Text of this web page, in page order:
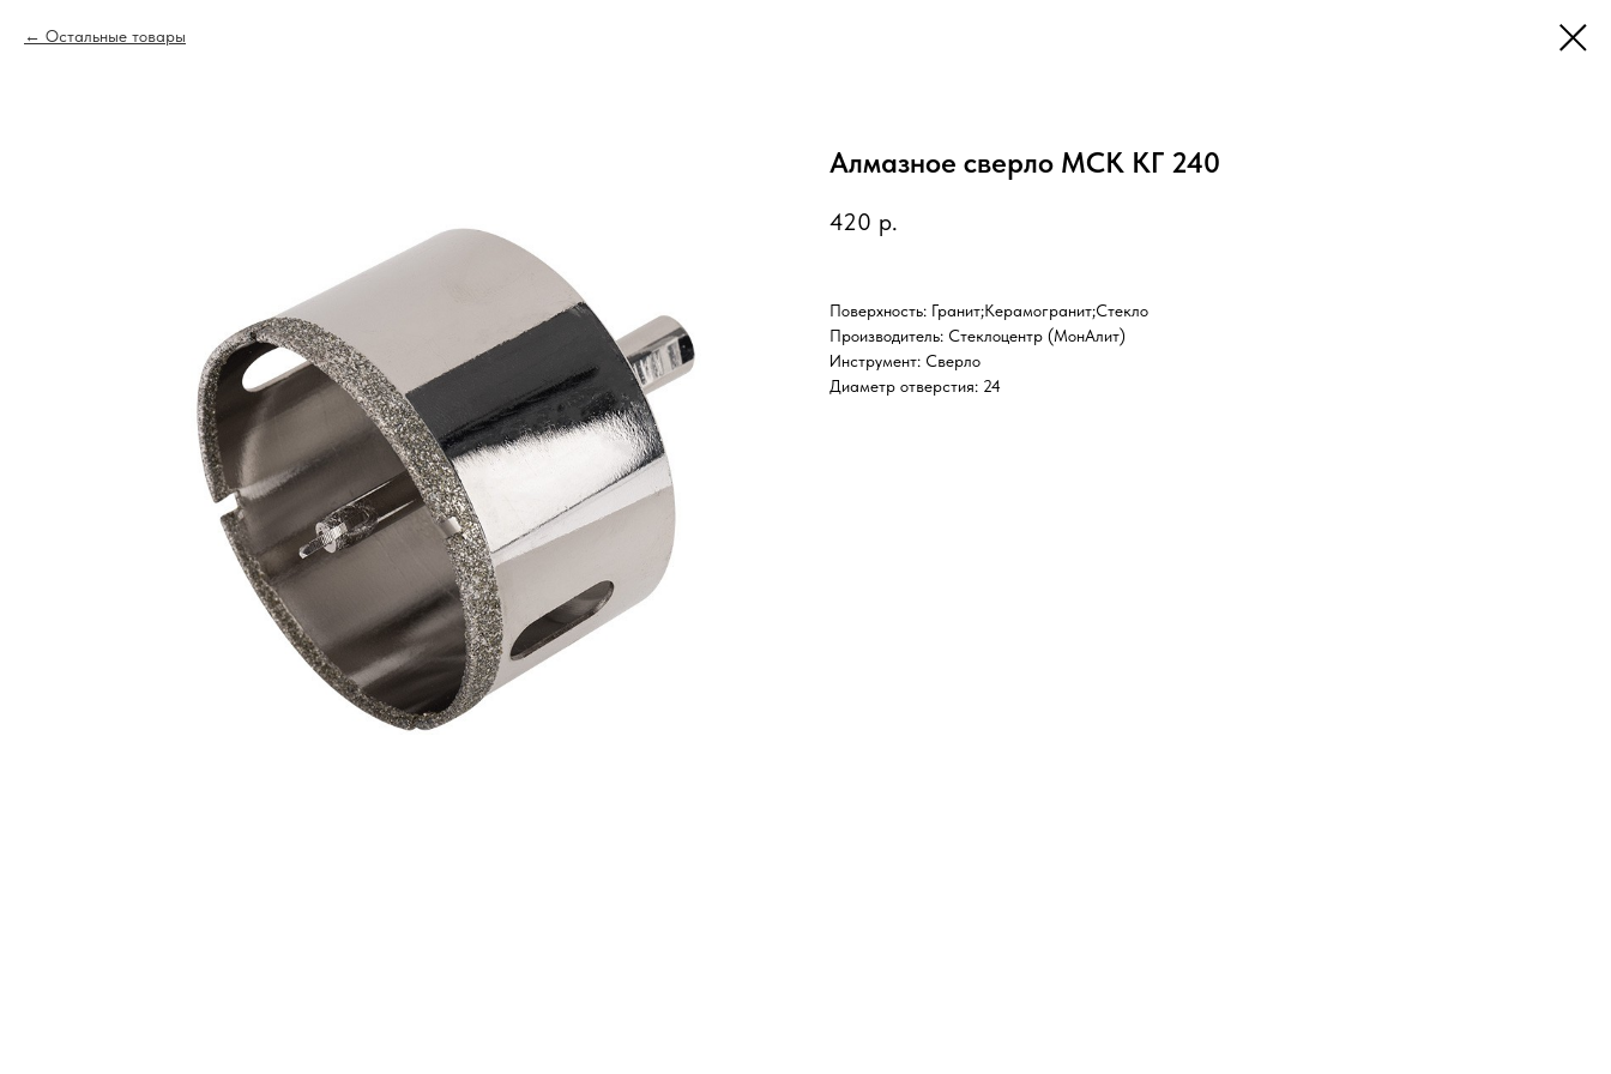
Остальные товары
Алмазное сверло МСК КГ 240
420 р.
Поверхность: Гранит;Керамогранит;Стекло
Производитель: Стеклоцентр (МонАлит)
Инструмент: Сверло
Диаметр отверстия: 24